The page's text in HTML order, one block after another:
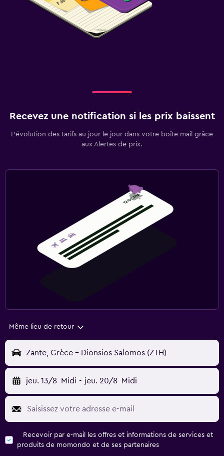
Recevez une notification si les prix baissent
L’évolution des tarifs au jour le jour dans votre boîte mail grâce
aux Alertes de prix.
Même lieu de retour
Zante, Grèce - Dionsios Salomos (ZTH)
jeu. 13/8 Midi - jeu. 20/8 Midi
Recevoir par e-mail les offres et informations de services et
produits de momondo et de ses partenaires